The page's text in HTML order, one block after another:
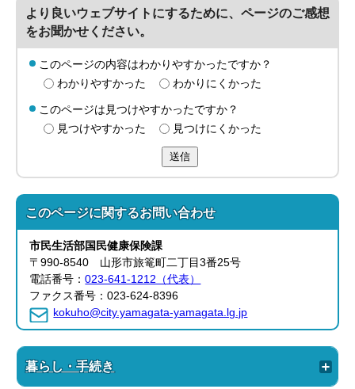
より良いウェブサイトにするために、ページのご感想
をお聞かせください。
このページの内容はわかりやすかったですか？
わかりやすかった
わかりにくかった
このページは見つけやすかったですか？
見つけやすかった
見つけにくかった
送信
このページに関するお問い合わせ
市民生活部国民健康保険課
〒990-8540 山形市旅篭町二丁目3番25号
電話番号：023-641-1212（代表）
ファクス番号：023-624-8396
kokuho@city.yamagata-yamagata.lg.jp
暮らし・手続き